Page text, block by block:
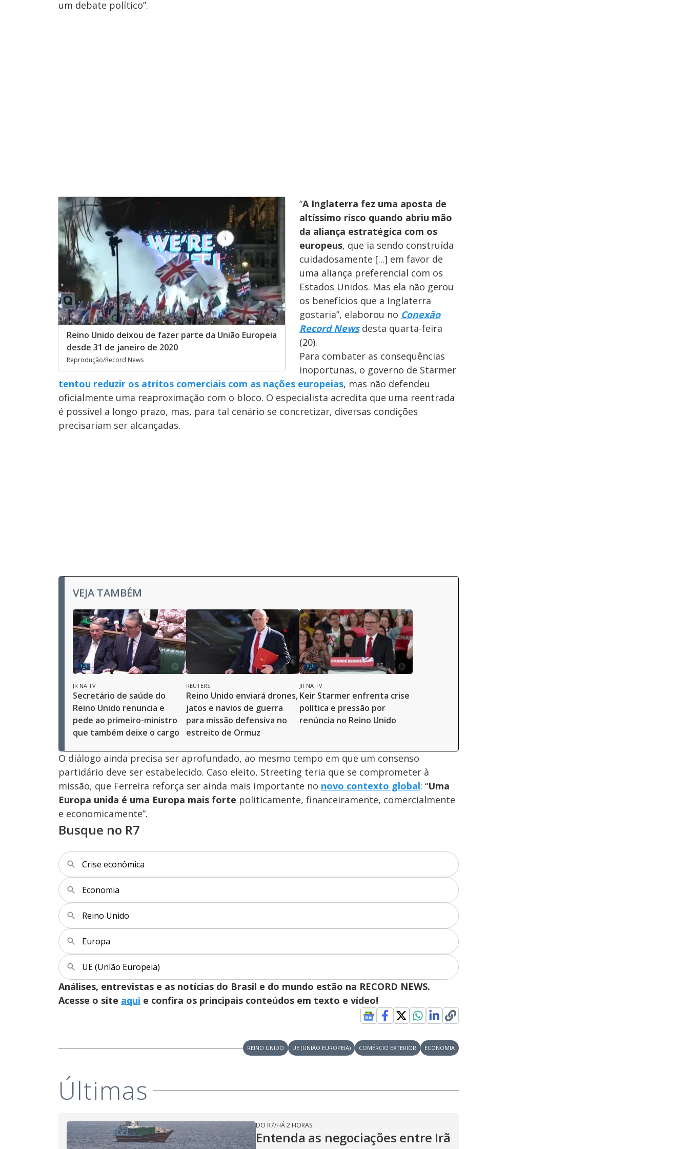
e
o
u
d
um debate político”.
Reino Unido deixou de fazer parte da União Europeia
desde 31 de janeiro de 2020
Reprodução/Record News
“A Inglaterra fez uma aposta de
altíssimo risco quando abriu mão
da aliança estratégica com os
europeus, que ia sendo construída
cuidadosamente [...] em favor de
uma aliança preferencial com os
Estados Unidos. Mas ela não gerou
os benefícios que a Inglaterra
gostaria”, elaborou no Conexão
Record Newsdesta quarta-feira
(20).
Para combater as consequências
inoportunas, o governo de Starmer
tentou reduzir os atritos comerciais com as nações europeias, mas não defendeu
oficialmente uma reaproximação com o bloco. O especialista acredita que uma reentrada
é possível a longo prazo, mas, para tal cenário se concretizar, diversas condições
precisariam ser alcançadas.
VEJA TAMBÉM
JR NA TV
Secretário de saúde do
Reino Unido renuncia e
pede ao primeiro-ministro
que também deixe o cargo
REUTERS
Reino Unido enviará drones,
jatos e navios de guerra
para missão defensiva no
estreito de Ormuz
JR NA TV
Keir Starmer enfrenta crise
política e pressão por
renúncia no Reino Unido
O diálogo ainda precisa ser aprofundado, ao mesmo tempo em que um consenso
partidário deve ser estabelecido. Caso eleito, Streeting teria que se comprometer à
missão, que Ferreira reforça ser ainda mais importante no novo contexto global: “Uma
Europa unida é uma Europa mais forte politicamente, financeiramente, comercialmente
e economicamente”.
Busque no R7
Crise econômica
Economia
Reino Unido
Europa
UE (União Europeia)
Análises, entrevistas e as notícias do Brasil e do mundo estão na RECORD NEWS.
Acesse o site aqui e confira os principais conteúdos em texto e vídeo!
REINO UNIDO UE (UNIÃO EUROPEIA) COMÉRCIO EXTERIOR ECONOMIA
Últimas
DO R7/HÁ 2 HORAS
Entenda as negociações entre Irã